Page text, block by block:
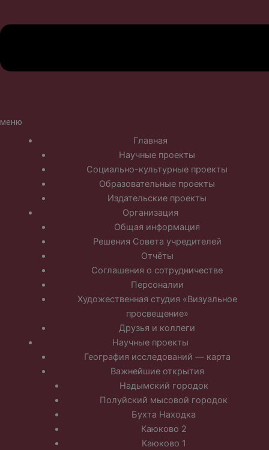
меню
Главная
Научные проекты
Социально-культурные проекты
Образовательные проекты
Издательские проекты
Организация
Общая информация
Решения Совета учредителей
Отчёты
Соглашения о сотрудничестве
Персоналии
Художественная студия «Визуальное
просвещение»
Друзья и коллеги
Научные проекты
География исследований — карта
Важнейшие открытия
Надымский городок
Полуйский мысовой городок
Бухта Находка
Каюково 2
Каюково 1